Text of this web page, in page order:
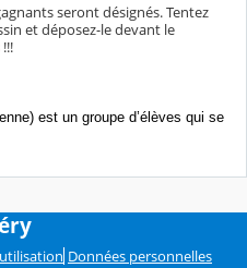
seront désignés. Tentez
et déposez-le devant le
!!!
est un groupe d’élèves qui se
Données personnelles